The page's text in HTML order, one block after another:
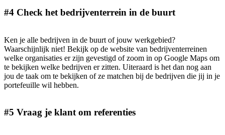
#4 Check het bedrijventerrein in de buurt
Ken je alle bedrijven in de buurt of jouw werkgebied?
Waarschijnlijk niet! Bekijk op de website van bedrijventerreinen
welke organisaties er zijn gevestigd of zoom in op Google Maps om
te bekijken welke bedrijven er zitten. Uiteraard is het dan nog aan
jou de taak om te bekijken of ze matchen bij de bedrijven die jij in je
portefeuille wil hebben.
#5 Vraag je klant om referenties